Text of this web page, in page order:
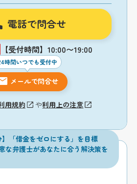
電話で問合せ
【受付時間】10:00〜19:00
時間いつでも受付中
メールで問合せ
用規約 や利用上の注意
】「借金をゼロにする」を目標
な弁護士があなたに合う解決策を